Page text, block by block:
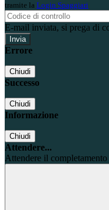
tramite la Login Spaggiari
E-mail inviata, si prega di
Errore
Chiudi
Successo
Chiudi
Informazione
Chiudi
Attendere...
Attendere il